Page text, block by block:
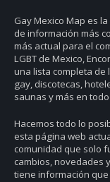
Gay Mexico Map es
de información más
más actual para el
LGBT de Mexico,
una lista completa de
gay, discotecas,
saunas y más en
Hacemos todo lo
esta página web
comunidad que solo
cambios, novedades
tiene información